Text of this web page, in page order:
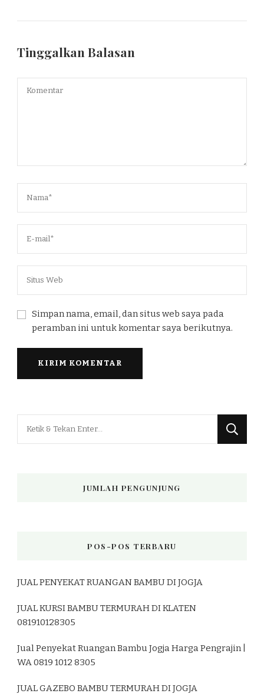
Tinggalkan Balasan
Simpan nama, email, dan situs web saya pada
peramban ini untuk komentar saya berikutnya.
Mencari
JUMLAH PENGUNJUNG
POS-POS TERBARU
JUAL PENYEKAT RUANGAN BAMBU DI JOGJA
JUAL KURSI BAMBU TERMURAH DI KLATEN
081910128305
Jual Penyekat Ruangan Bambu Jogja Harga Pengrajin |
WA 0819 1012 8305
JUAL GAZEBO BAMBU TERMURAH DI JOGJA